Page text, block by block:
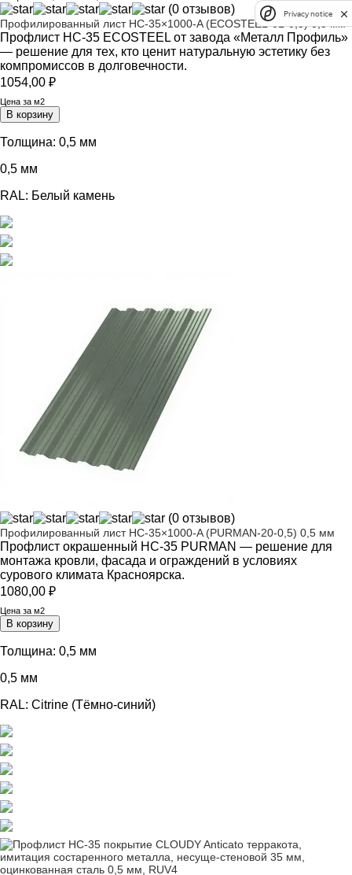
(0 отзывов)
Профилированный лист НС-35×1000-A (ECOSTEEL-01-0,5) 0,5 мм
Профлист НС-35 ECOSTEEL от завода «Металл Профиль»
— решение для тех, кто ценит натуральную эстетику без
компромиссов в долговечности.
1054,00 ₽
Цена за м2
В корзину
Толщина: 0,5 мм
0,5 мм
RAL: Белый камень
(0 отзывов)
Профилированный лист НС-35×1000-A (PURMAN-20-0,5) 0,5 мм
Профлист окрашенный НС-35 PURMAN — решение для
монтажа кровли, фасада и ограждений в условиях
сурового климата Красноярска.
1080,00 ₽
Цена за м2
В корзину
Толщина: 0,5 мм
0,5 мм
RAL: Citrine (Тёмно-синий)
Privacy notice